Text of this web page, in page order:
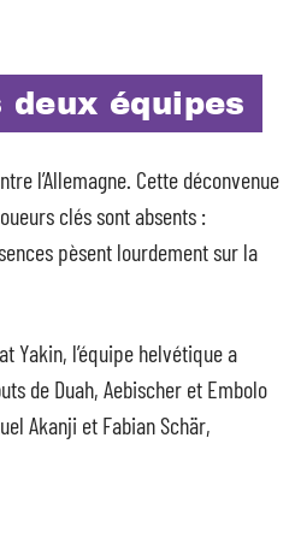
équipes
l’Allemagne. Cette déconvenue
clés sont absents :
pèsent lourdement sur la
Yakin, l’équipe helvétique a
de Duah, Aebischer et Embolo
Akanji et Fabian Schär,